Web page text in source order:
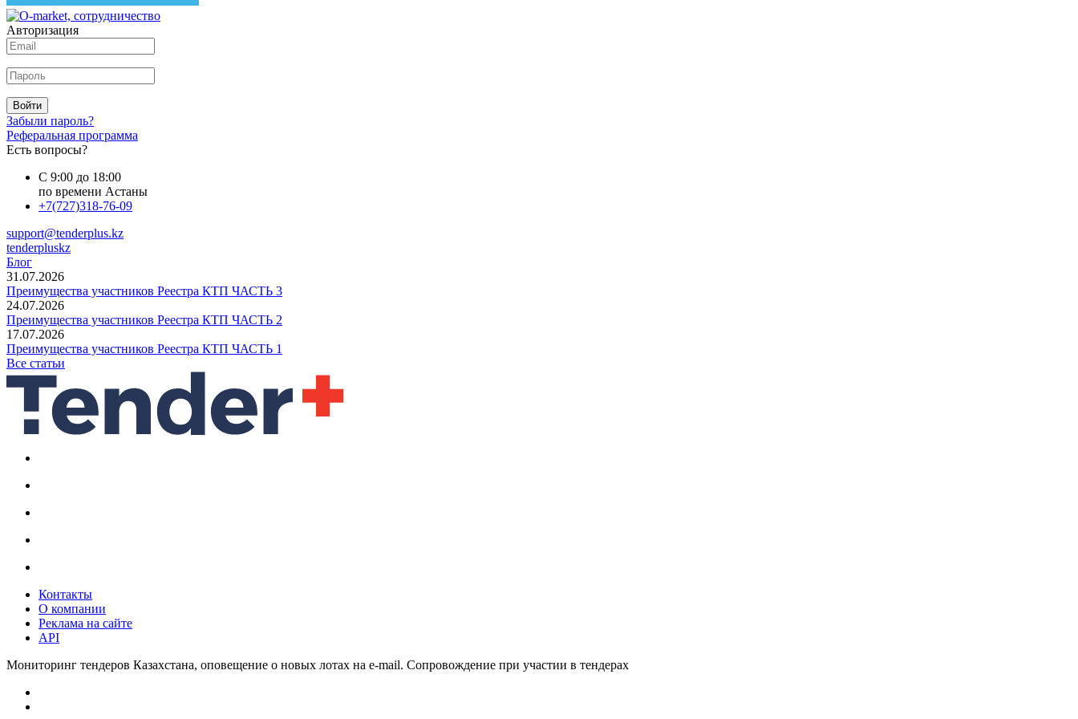
Авторизация
Войти
Забыли пароль?
Реферальная программа
Есть вопросы?
С 9:00 до 18:00
по времени Астаны
+7(727)318-76-09
support@tenderplus.kz
tenderpluskz
Блог
31.07.2026
Преимущества участников Реестра КТП ЧАСТЬ 3
24.07.2026
Преимущества участников Реестра КТП ЧАСТЬ 2
17.07.2026
Преимущества участников Реестра КТП ЧАСТЬ 1
Все статьи
Контакты
О компании
Реклама на сайте
API
Мониторинг тендеров Казахстана, оповещение о новых лотах на e-mail. Сопровождение при участии в тендерах